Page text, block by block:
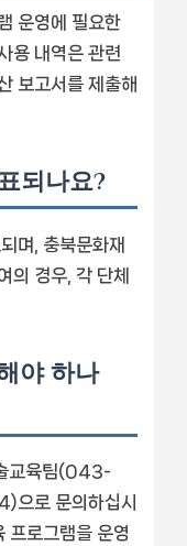
운영에 필요한
용 내역은 관련
보고서를 제출해
되나요?
며, 충북문화재
의 경우, 각 단체
야 하나
교육팀(043-
로 문의하십시
프로그램을 운영